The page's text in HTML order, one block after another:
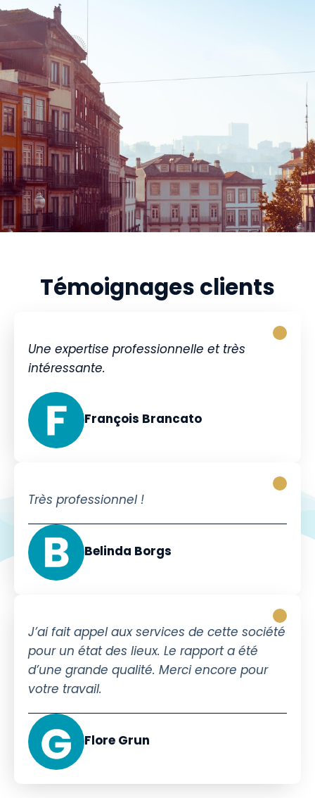
Témoignages clients
Une expertise professionnelle et très
intéressante.
François Brancato
Très professionnel !
Belinda Borgs
J’ai fait appel aux services de cette société
pour un état des lieux. Le rapport a été
d’une grande qualité. Merci encore pour
votre travail.
Flore Grun